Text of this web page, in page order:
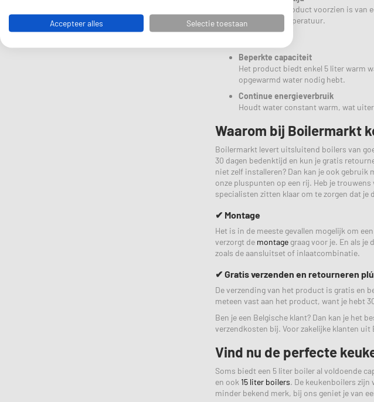
Doordat het product voorzien is van
hoge watertemperatuur.
Beperkte capaciteit
Het product biedt enkel 5 liter warm
opgewarmd water nodig hebt.
Continue energieverbruik
Houdt water constant warm, wat
Waarom bij Boilermarkt
Boilermarkt levert uitsluitend boilers van
30 dagen bedenktijd en kun je gratis
niet zelf installeren? Dan kan je ook
onze pluspunten op een rij. Heb je
specialisten zitten klaar om te zorgen dat je
✔ Montage
Het is in de meeste gevallen mogelijk om
verzorgt de montage graag voor je. En als je
zoals de aansluitset of inlaatcombinatie.
✔ Gratis verzenden en retourneren
De verzending van het product is gratis en
meteen vast aan het product, want je hebt
Ben je een Belgische klant? Dan kan je het
verzendkosten bij. Voor zakelijke klanten
Vind nu de perfecte
Soms biedt een 5 liter boiler al voldoende
en ook 15 liter boilers. De keukenboilers zijn
minder bekend merk, bij ons geniet je van
Accepteer alles Selectie toestaan